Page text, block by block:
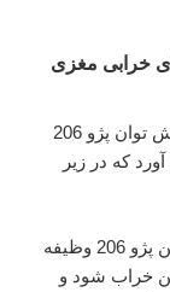
خرابی مغزی
خرابی مغزی پمپ بنزین می‌تواند منجر به کاهش توان پژو 206
که در زیر
مغزی پمپ بنزین پژو 206 وظیفه
خراب شود و